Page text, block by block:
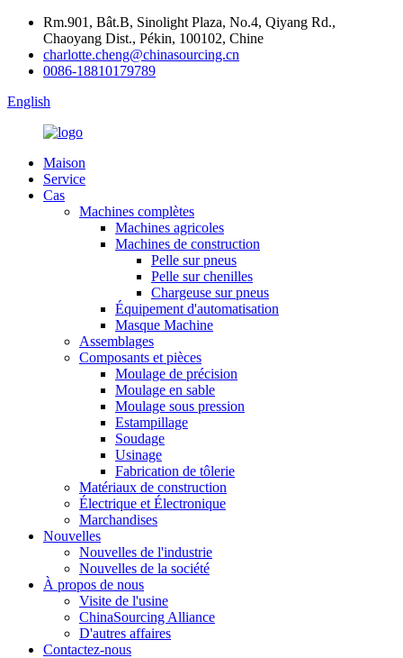
Rm.901, Bât.B, Sinolight Plaza, No.4, Qiyang Rd.,
Chaoyang Dist., Pékin, 100102, Chine
charlotte.cheng@chinasourcing.cn
0086-18810179789
English
Maison
Service
Cas
Machines complètes
Machines agricoles
Machines de construction
Pelle sur pneus
Pelle sur chenilles
Chargeuse sur pneus
Équipement d'automatisation
Masque Machine
Assemblages
Composants et pièces
Moulage de précision
Moulage en sable
Moulage sous pression
Estampillage
Soudage
Usinage
Fabrication de tôlerie
Matériaux de construction
Électrique et Électronique
Marchandises
Nouvelles
Nouvelles de l'industrie
Nouvelles de la société
À propos de nous
Visite de l'usine
ChinaSourcing Alliance
D'autres affaires
Contactez-nous